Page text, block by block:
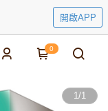
開啟APP
0
1/1